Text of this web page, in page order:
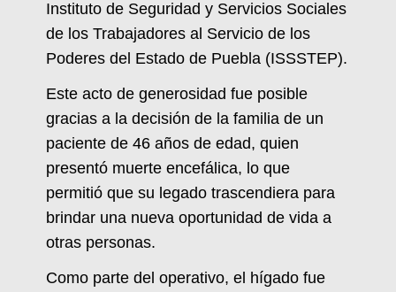
Instituto de Seguridad y Servicios Sociales
de los Trabajadores al Servicio de los
Poderes del Estado de Puebla (ISSSTEP).
Este acto de generosidad fue posible
gracias a la decisión de la familia de un
paciente de 46 años de edad, quien
presentó muerte encefálica, lo que
permitió que su legado trascendiera para
brindar una nueva oportunidad de vida a
otras personas.
Como parte del operativo, el hígado fue